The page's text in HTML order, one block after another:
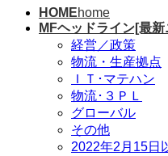
HOMEhome
MFヘッドライン[最新
経営／政策
物流・生産拠点
ＩＴ･マテハン
物流･３ＰＬ
グローバル
その他
2022年2月15日